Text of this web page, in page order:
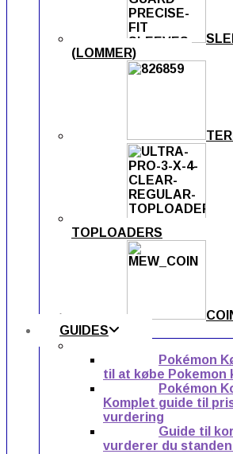
(LOMMER)
TOPLOADERS
GUIDES
Pokémon
til at købe Pokemon
Pokémon
Komplet guide til
vurdering
Guide til
vurderer du